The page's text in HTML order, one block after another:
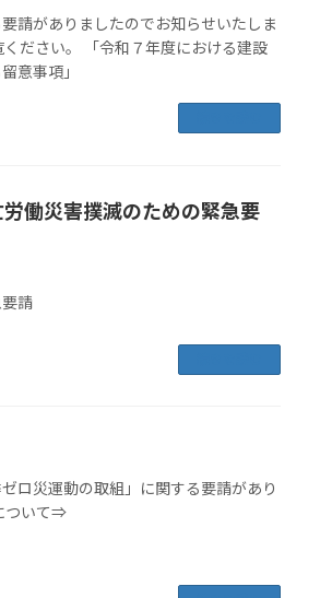
請がありましたのでお知らせいたしま
ださい。 「令和７年度における建設
意事項」
働災害撲滅のための緊急要
要請
ロ災運動の取組」に関する要請があり
いて⇒